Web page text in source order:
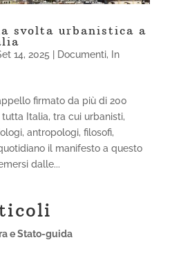
svolta urbanistica a
14, 2025 Documenti,
In
firmato da più di 200
Italia, tra cui urbanisti,
antropologi, filosofi,
il manifesto a questo
dalle...
e Stato-guida